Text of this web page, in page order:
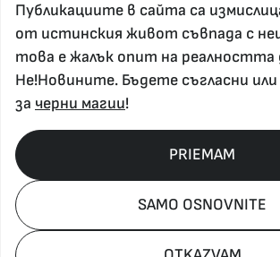
За реклама и връзка с нас, пишете на
nenovinite@gmail.com
Контакт
За нас
Напиши Не!Новина
Абонирай се
Публикациите в сайта са
от истинския живот съвпада с
това е жалък опит на реалността
Не!Новините. Бъдете съгласни
за черни магии!
SAMO OSNOVNITE
PRIEMAM